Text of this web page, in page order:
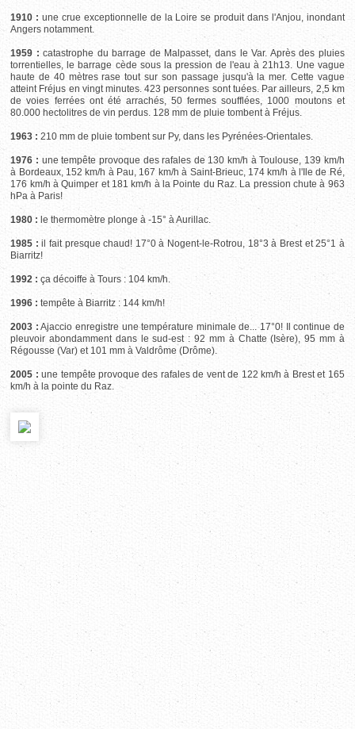
1910 : une crue exceptionnelle de la Loire se produit dans l'Anjou, inondant
Angers notamment.
1959 : catastrophe du barrage de Malpasset, dans le Var. Après des pluies
torrentielles, le barrage cède sous la pression de l'eau à 21h13. Une vague
haute de 40 mètres rase tout sur son passage jusqu'à la mer. Cette vague
atteint Fréjus en vingt minutes. 423 personnes sont tuées. Par ailleurs, 2,5 km
de voies ferrées ont été arrachés, 50 fermes soufflées, 1000 moutons et
80.000 hectolitres de vin perdus. 128 mm de pluie tombent à Fréjus.
1963 : 210 mm de pluie tombent sur Py, dans les Pyrénées-Orientales.
1976 : une tempête provoque des rafales de 130 km/h à Toulouse, 139 km/h
à Bordeaux, 152 km/h à Pau, 167 km/h à Saint-Brieuc, 174 km/h à l'Ile de Ré,
176 km/h à Quimper et 181 km/h à la Pointe du Raz. La pression chute à 963
hPa à Paris!
1980 : le thermomètre plonge à -15° à Aurillac.
1985 : il fait presque chaud! 17°0 à Nogent-le-Rotrou, 18°3 à Brest et 25°1 à
Biarritz!
1992 : ça décoiffe à Tours : 104 km/h.
1996 : tempête à Biarritz : 144 km/h!
2003 : Ajaccio enregistre une température minimale de... 17°0! Il continue de
pleuvoir abondamment dans le sud-est : 92 mm à Chatte (Isère), 95 mm à
Régousse (Var) et 101 mm à Valdrôme (Drôme).
2005 : une tempête provoque des rafales de vent de 122 km/h à Brest et 165
km/h à la pointe du Raz.